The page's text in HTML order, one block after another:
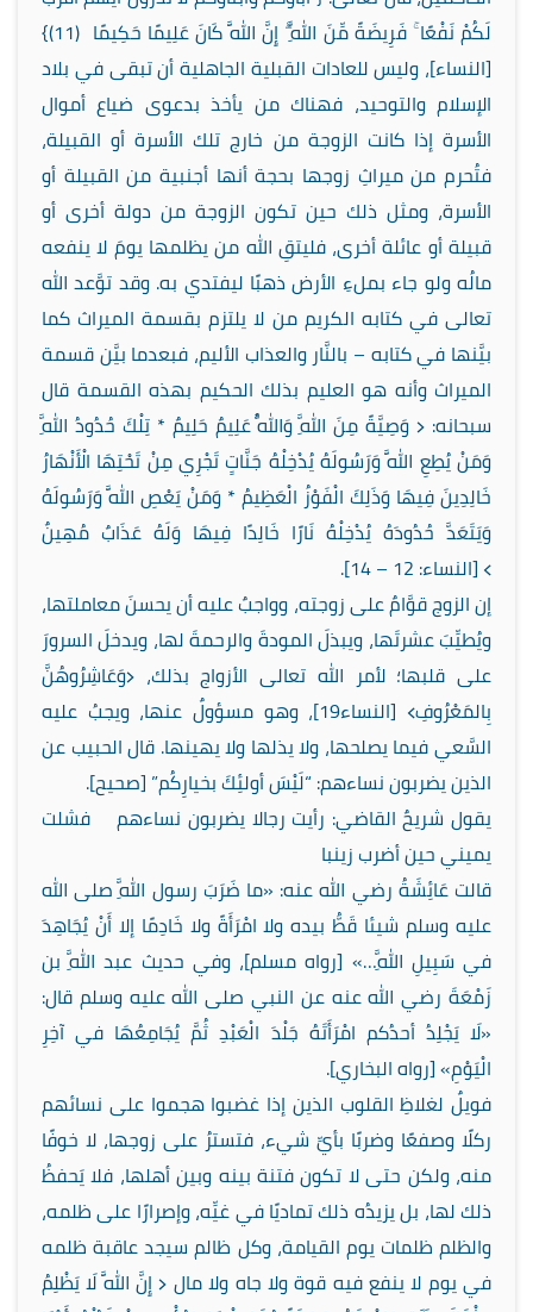
لَكُمْ نَفْعًا ۚ فَرِيضَةً مِّنَ اللَّهِ ۗ إِنَّ اللَّهَ كَانَ عَلِيمًا حَكِيمًا (11)}
[النساء]، وليس للعادات القبلية الجاهلية أن تبقى في بلاد
الإسلام والتوحيد، فهناك من يأخذ بدعوى ضياع أموال
الأسرة إذا كانت الزوجة من خارج تلك الأسرة أو القبيلة،
فتُحرم من ميراثِ زوجها بحجة أنها أجنبية من القبيلة أو
الأسرة، ومثل ذلك حين تكون الزوجة من دولة أخرى أو
قبيلة أو عائلة أخرى، فليتقِ الله من يظلمها يومَ لا ينفعه
مالُه ولو جاء بملءِ الأرض ذهبًا ليفتدي به. وقد توَّعد الله
تعالى في كتابه الكريم من لا يلتزم بقسمة الميراث كما
بيَّنها في كتابه – بالنَّار والعذاب الأليم، فبعدما بيَّن قسمة
الميراث وأنه هو العليم بذلك الحكيم بهذه القسمة قال
سبحانه: ﴿ وَصِيَّةً مِنَ اللَّهِ وَاللَّهُ عَلِيمٌ حَلِيمٌ * تِلْكَ حُدُودُ اللَّهِ
وَمَنْ يُطِعِ اللَّهَ وَرَسُولَهُ يُدْخِلْهُ جَنَّاتٍ تَجْرِي مِنْ تَحْتِهَا الْأَنْهَارُ
خَالِدِينَ فِيهَا وَذَلِكَ الْفَوْزُ الْعَظِيمُ * وَمَنْ يَعْصِ اللَّهَ وَرَسُولَهُ
وَيَتَعَدَّ حُدُودَهُ يُدْخِلْهُ نَارًا خَالِدًا فِيهَا وَلَهُ عَذَابٌ مُهِينٌ
﴾ [النساء: 12 – 14].
إن الزوج قوَّامٌ على زوجته، وواجبٌ عليه أن يحسنَ معاملتها،
ويُطيِّبَ عشرتَها، ويبذلَ المودةَ والرحمةَ لها، ويدخلَ السرورَ
على قلبها؛ لأمر الله تعالى الأزواج بذلك، ﴿وَعَاشِرُوهُنَّ
بِالمَعْرُوفِ﴾ [النساء19]، وهو مسؤولٌ عنها، ويجبُ عليه
السَّعي فيما يصلحها، ولا يذلها ولا يهينها. قال الحبيب عن
الذين يضربون نساءهم: “لَيْسَ أولئِكَ بخيارِكُم” [صحيح].
يقول شريحٌ القاضي: رأيت رجالا يضربون نساءهم فشلت
يميني حين أضرب زينبا
قالت عَائِشَةُ رضي الله عنه: «ما ضَرَبَ رسول اللَّهِ صلى الله
عليه وسلم شيئا قَطُّ بيده ولا امْرَأَةً ولا خَادِمًا إلا أَنْ يُجَاهِدَ
في سَبِيلِ اللَّهِ…» [رواه مسلم]، وفي حديث عبد اللَّهِ بن
زَمْعَةَ رضي الله عنه عن النبي صلى الله عليه وسلم قال:
«لَا يَجْلِدُ أحدُكم امْرَأَتَهُ جَلْدَ الْعَبْدِ ثُمَّ يُجَامِعُهَا في آخِرِ
الْيَوْمِ» [رواه البخاري].
فويلٌ لغلاظِ القلوب الذين إذا غضبوا هجموا على نسائهم
ركلًا وصفعًا وضربًا بأيِّ شيء، فتسترُ على زوجها، لا خوفًا
منه، ولكن حتى لا تكون فتنة بينه وبين أهلها، فلا يَحفظُ
ذلك لها، بل يزيدُه ذلك تماديًا في غيِّه، وإصرارًا على ظلمه،
والظلم ظلمات يوم القيامة، وكل ظالم سيجد عاقبة ظلمه
في يوم لا ينفع فيه قوة ولا جاه ولا مال ﴿ إِنَّ اللَّهَ لَا يَظْلِمُ